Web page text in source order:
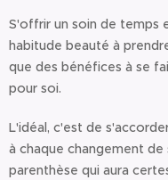
S'offrir un soin de temps
habitude beauté à
que des bénéfices à se
pour soi.
L'idéal, c'est de
à chaque changement
parenthèse qui aura